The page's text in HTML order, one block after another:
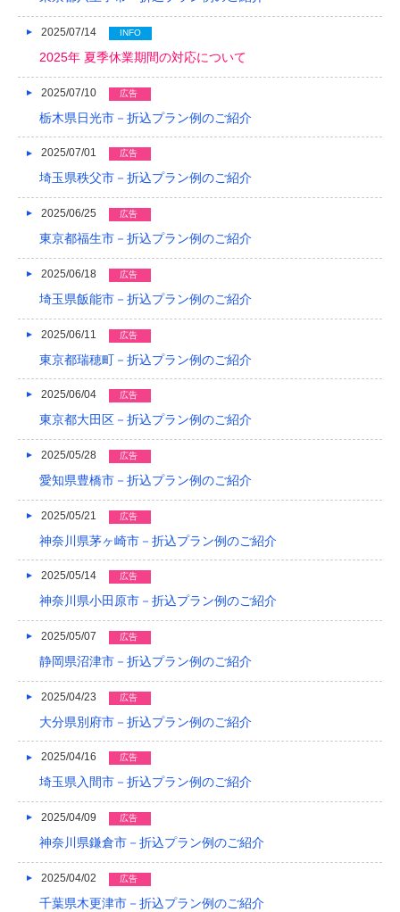
2016/12
2016/10
2016/09
2016/08
2016/07
2016/06
2016/03
2016/02
2016/01
2015/12
2015/11
2015/10
2015/09
2015/08
2015/06
2015/05
2015/01
2014/12
2014/11
2014/07
2014/06
2025/07/14 INFO
2025年 夏季休業期間の対応について
2025/07/10 広告
栃木県日光市－折込プラン例のご紹介
2025/07/01 広告
埼玉県秩父市－折込プラン例のご紹介
2025/06/25 広告
東京都福生市－折込プラン例のご紹介
2025/06/18 広告
埼玉県飯能市－折込プラン例のご紹介
2025/06/11 広告
東京都瑞穂町－折込プラン例のご紹介
2025/06/04 広告
東京都大田区－折込プラン例のご紹介
2025/05/28 広告
愛知県豊橋市－折込プラン例のご紹介
2025/05/21 広告
神奈川県茅ヶ崎市－折込プラン例のご紹介
2025/05/14 広告
神奈川県小田原市－折込プラン例のご紹介
2025/05/07 広告
静岡県沼津市－折込プラン例のご紹介
2025/04/23 広告
大分県別府市－折込プラン例のご紹介
2025/04/16 広告
埼玉県入間市－折込プラン例のご紹介
2025/04/09 広告
神奈川県鎌倉市－折込プラン例のご紹介
2025/04/02 広告
千葉県木更津市－折込プラン例のご紹介